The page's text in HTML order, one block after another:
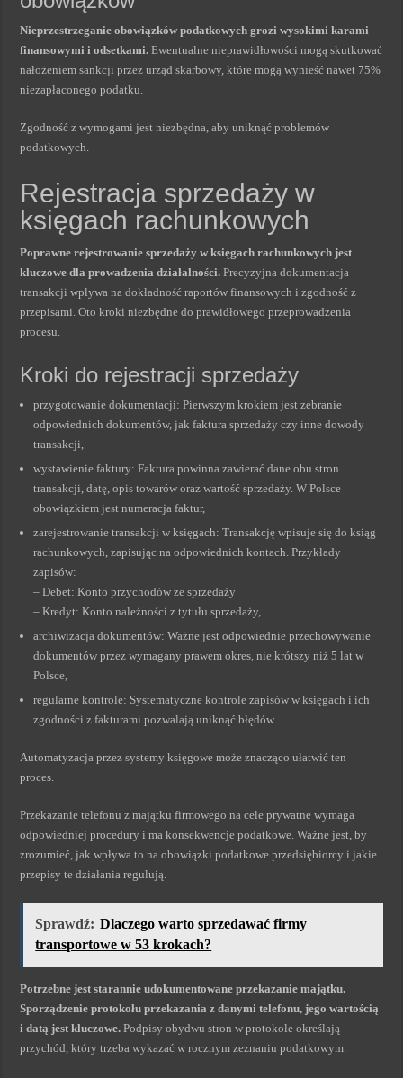
Nieprzestrzeganie obowiązków podatkowych grozi wysokimi karami
finansowymi i odsetkami. Ewentualne nieprawidłowości mogą skutkować
nałożeniem sankcji przez urząd skarbowy, które mogą wynieść nawet 75%
niezapłaconego podatku.
Zgodność z wymogami jest niezbędna, aby uniknąć problemów
podatkowych.
Rejestracja sprzedaży w
księgach rachunkowych
Poprawne rejestrowanie sprzedaży w księgach rachunkowych jest
kluczowe dla prowadzenia działalności. Precyzyjna dokumentacja
transakcji wpływa na dokładność raportów finansowych i zgodność z
przepisami. Oto kroki niezbędne do prawidłowego przeprowadzenia
procesu.
Kroki do rejestracji sprzedaży
przygotowanie dokumentacji: Pierwszym krokiem jest zebranie
odpowiednich dokumentów, jak faktura sprzedaży czy inne dowody
transakcji,
wystawienie faktury: Faktura powinna zawierać dane obu stron
transakcji, datę, opis towarów oraz wartość sprzedaży. W Polsce
obowiązkiem jest numeracja faktur,
zarejestrowanie transakcji w księgach: Transakcję wpisuje się do ksiąg
rachunkowych, zapisując na odpowiednich kontach. Przykłady
zapisów:
– Debet: Konto przychodów ze sprzedaży
– Kredyt: Konto należności z tytułu sprzedaży,
archiwizacja dokumentów: Ważne jest odpowiednie przechowywanie
dokumentów przez wymagany prawem okres, nie krótszy niż 5 lat w
Polsce,
regularne kontrole: Systematyczne kontrole zapisów w księgach i ich
zgodności z fakturami pozwalają uniknąć błędów.
Automatyzacja przez systemy księgowe może znacząco ułatwić ten
proces.
Przekazanie telefonu z majątku firmowego na cele prywatne wymaga
odpowiedniej procedury i ma konsekwencje podatkowe. Ważne jest, by
zrozumieć, jak wpływa to na obowiązki podatkowe przedsiębiorcy i jakie
przepisy te działania regulują.
Sprawdź: Dlaczego warto sprzedawać firmy
transportowe w 53 krokach?
Potrzebne jest starannie udokumentowane przekazanie majątku.
Sporządzenie protokołu przekazania z danymi telefonu, jego wartością
i datą jest kluczowe. Podpisy obydwu stron w protokole określają
przychód, który trzeba wykazać w rocznym zeznaniu podatkowym.